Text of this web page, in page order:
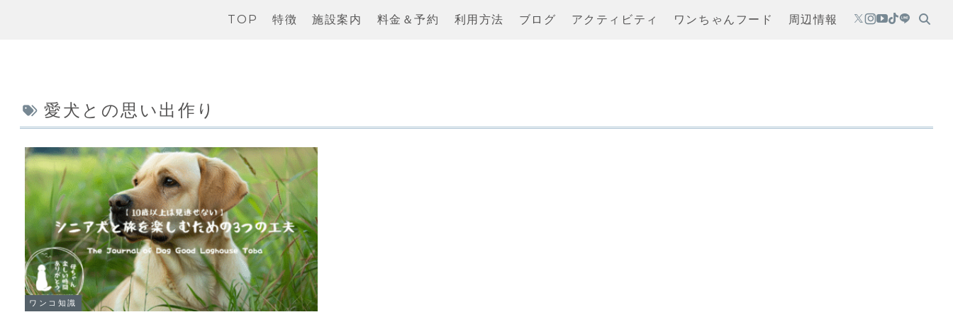
TOP 特徴 施設案内 料金＆予約 利用方法 ブログ アクティビティ ワンちゃんフード 周辺情報
愛犬との思い出作り
ワンコ知識